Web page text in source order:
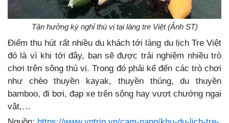
Tận hưởng kỳ nghỉ thú vị tại làng tre Việt (Ảnh ST)
Điểm thu hút rất nhiều du khách tới làng du lịch Tre Việt
đó là vì khi tới đây, bạn sẽ được trải nghiệm nhiều trò
chơi trên sông thú vị. Trong đó phải kể đến các trò chơi
như chèo thuyền kayak, thuyền thúng, du thuyền
bamboo, đi bơi, đạp xe trên sông hay vượt chướng ngại
vật,…